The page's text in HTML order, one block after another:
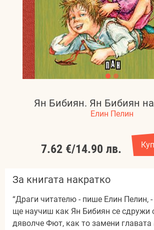
Ян Бибиян. Ян Бибиян
Елин Пелин
7.62 €/14.90 лв.
За книгата накратко
“Драги читателю - пише Елин Пелин, -
ще научиш как Ян Бибиян се сдружи
дяволче Фют, как то замени главата